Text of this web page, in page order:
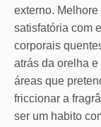
externo.
satisfatória com
corporais
atrás da orelha
áreas que
friccionar a
ser um habito